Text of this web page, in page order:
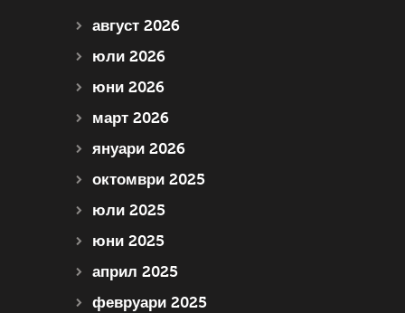
август 2026
юли 2026
юни 2026
март 2026
януари 2026
октомври 2025
юли 2025
юни 2025
април 2025
февруари 2025